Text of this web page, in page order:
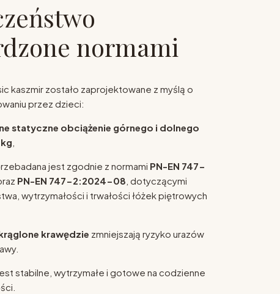
normami
kaszmir zostało zaprojektowane z myślą o
przez dzieci:
statyczne obciążenie górnego i dolnego
jest zgodnie z normami PN-EN 747-
PN-EN 747-2:2024-08 , dotyczącymi
wytrzymałości i trwałości łóżek piętrowych
krawędzie zmniejszają ryzyko urazów
stabilne, wytrzymałe i gotowe na codzienne